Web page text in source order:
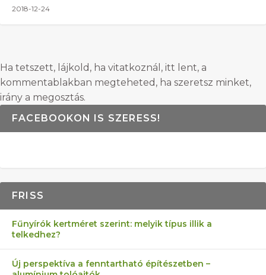
2018-12-24
Ha tetszett, lájkold, ha vitatkoznál, itt lent, a
kommentablakban megteheted, ha szeretsz minket,
irány a megosztás.
FACEBOOKON IS SZERESS!
FRISS
Fűnyírók kertméret szerint: melyik típus illik a
telkedhez?
Új perspektíva a fenntartható építészetben –